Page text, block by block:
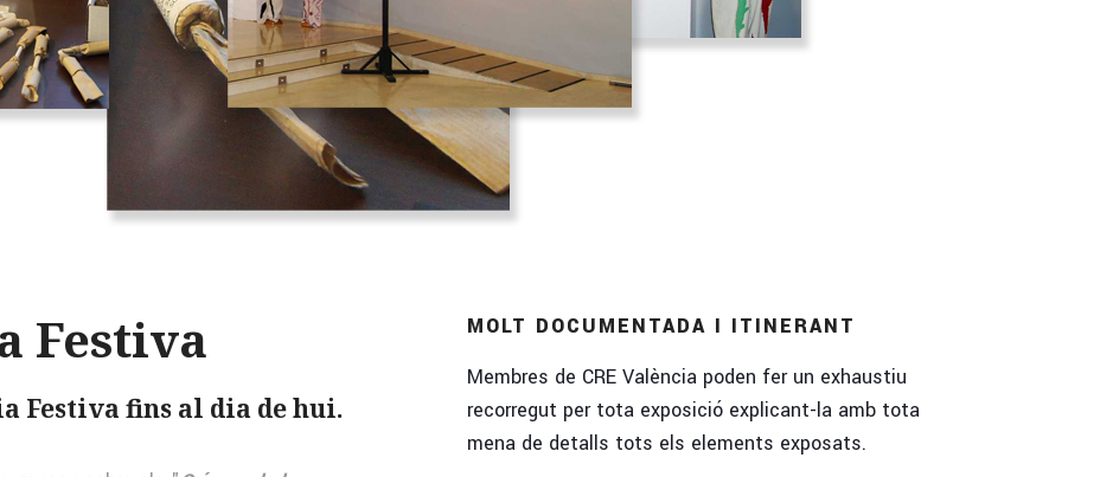
Festiva
Festiva fins al dia de hui.
MOLT DOCUMENTADA I ITINERANT
Membres de CRE València poden fer un exhaustiu
recorregut per tota exposició explicant-la amb tota
mena de detalls tots els elements exposats.